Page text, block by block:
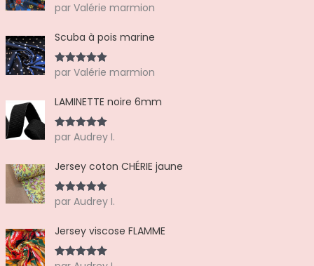
Note5sur
5
par Valérie marmion
Scuba à pois marine
Note5sur
5
par Valérie marmion
LAMINETTE noire 6mm
Note5sur
5
par Audrey I.
Jersey coton CHÉRIE jaune
Note5sur
5
par Audrey I.
Jersey viscose FLAMME